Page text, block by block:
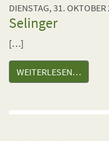
DIENSTAG, 31. OKTOBER
Selinger
[…]
WEITERLESEN…